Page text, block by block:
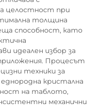
целостност при
толщина
способност, като
идеален избор за
Процесът
техники за
кристална
на таблото,
механични